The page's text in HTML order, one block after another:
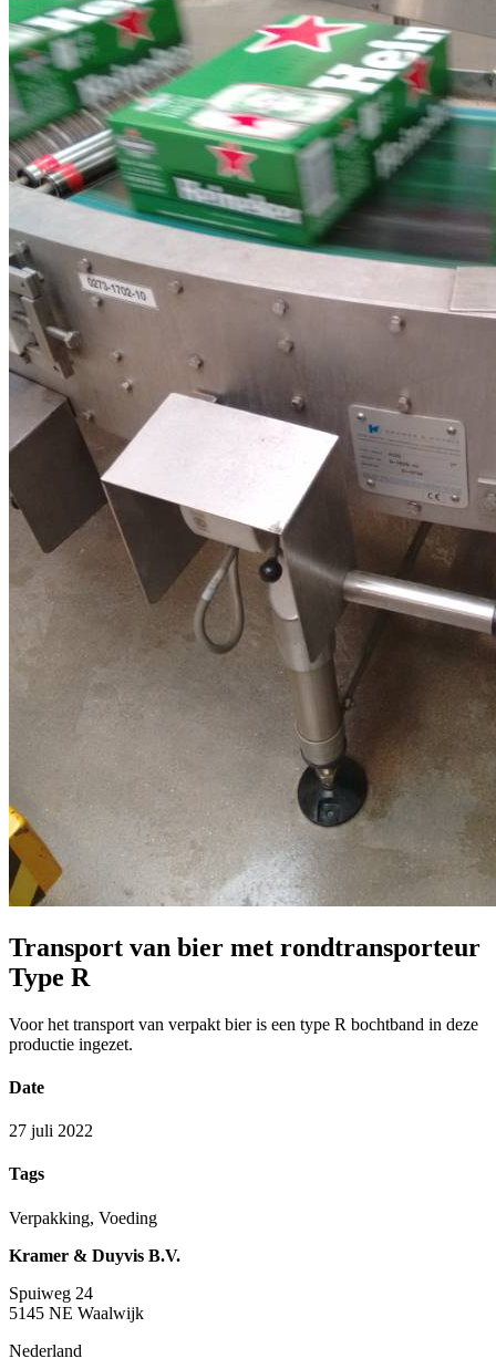
Transport van bier met rondtransporteur
Type R
Voor het transport van verpakt bier is een type R bochtband in deze
productie ingezet.
Date
27 juli 2022
Tags
Verpakking, Voeding
Kramer & Duyvis B.V.
Spuiweg 24
5145 NE Waalwijk
Nederland